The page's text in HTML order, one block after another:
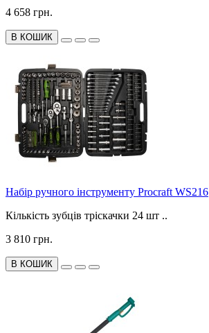
4 658 грн.
В КОШИК
Набір ручного інструменту Procraft WS216
Кількість зубців тріскачки 24 шт ..
3 810 грн.
В КОШИК